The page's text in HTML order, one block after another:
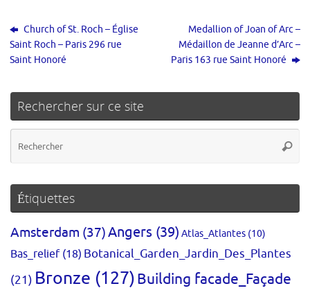
Church of St. Roch – Église
Saint Roch – Paris 296 rue
Saint Honoré
Medallion of Joan of Arc –
Médaillon de Jeanne d’Arc –
Paris 163 rue Saint Honoré
Rechercher sur ce site
Étiquettes
Amsterdam (37)Angers (39) Atlas_Atlantes (10)
Bas_relief(18) Botanical_Garden_Jardin_Des_Plantes
(21) Bronze (127)Building facade_Façade